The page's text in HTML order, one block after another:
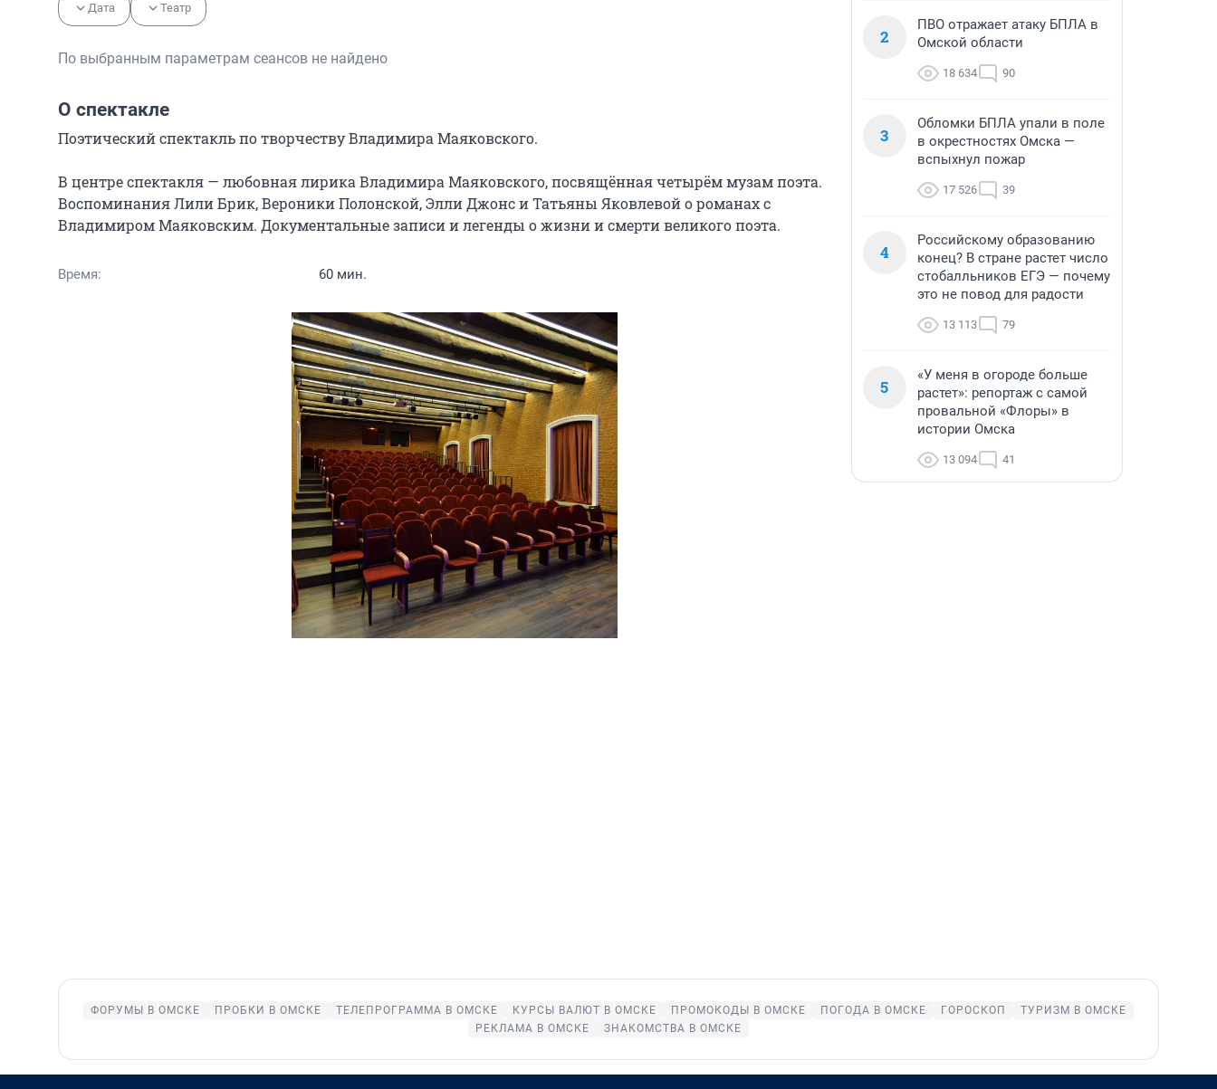
Дата Театр
По выбранным параметрам сеансов не найдено
О спектакле
Поэтический спектакль по творчеству Владимира Маяковского.
В центре спектакля — любовная лирика Владимира Маяковского, посвящённая четырём музам поэта.
Воспоминания Лили Брик, Вероники Полонской, Элли Джонс и Татьяны Яковлевой о романах с
Владимиром Маяковским. Документальные записи и легенды о жизни и смерти великого поэта.
Время: 60 мин.
2
ПВО отражает атаку БПЛА в
Омской области
18 634 90
3
Обломки БПЛА упали в поле
в окрестностях Омска —
вспыхнул пожар
17 526 39
4
Российскому образованию
конец? В стране растет число
стобалльников ЕГЭ — почему
это не повод для радости
13 113 79
5
«У меня в огороде больше
растет»: репортаж с самой
провальной «Флоры» в
истории Омска
13 094 41
ФОРУМЫ В ОМСКЕ ПРОБКИ В ОМСКЕ ТЕЛЕПРОГРАММА В ОМСКЕ КУРСЫ ВАЛЮТ В ОМСКЕ ПРОМОКОДЫ В ОМСКЕ ПОГОДА В ОМСКЕ ГОРОСКОП
ТУРИЗМ В ОМСКЕ
РЕКЛАМА В ОМСКЕ
ЗНАКОМСТВА В ОМСКЕ